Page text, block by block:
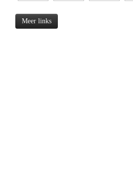
Meer links